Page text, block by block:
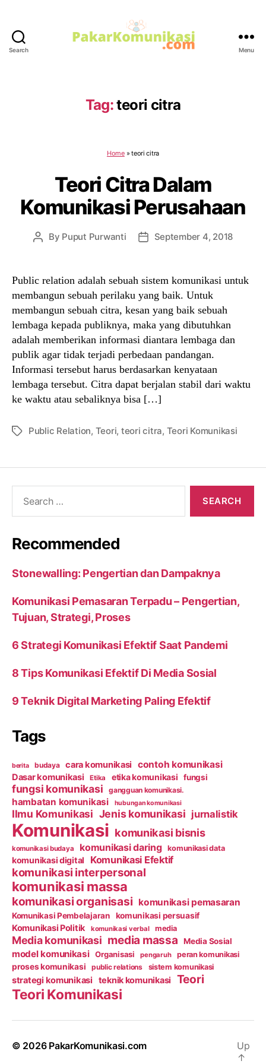
Search Menu
Tag:teori citra
Home»teori citra
Teori Citra Dalam
Komunikasi Perusahaan
Post
By Puput Purwanti
PostSeptember 4, 2018
Public relation adalah sebuah sistem komunikasi untuk
membangun sebuah perilaku yang baik. Untuk
membangun sebuah citra, kesan yang baik sebuah
lembaga kepada publiknya, maka yang dibutuhkan
adalah memberikan informasi diantara lembaga dan
publik agar tidak terjadi perbedaan pandangan.
Informasi tersebut harus berdasarkan kenyataan
lembaga tersebut. Citra dapat berjalan stabil dari waktu
ke waktu atau sebaliknya bisa […]
TagsPublic Relation, Teori, teori citra, Teori Komunikasi
Recommended
Stonewalling: Pengertian dan Dampaknya
Komunikasi Pemasaran Terpadu – Pengertian,
Tujuan, Strategi, Proses
6 Strategi Komunikasi Efektif Saat Pandemi
8 Tips Komunikasi Efektif Di Media Sosial
9 Teknik Digital Marketing Paling Efektif
Tags
berita budaya cara komunikasi contoh komunikasi
Dasar komunikasi Etika etika komunikasi fungsi
fungsi komunikasi gangguan komunikasi.
hambatan komunikasi hubungan komunikasi
Ilmu Komunikasi Jenis komunikasi jurnalistik
Komunikasi komunikasi bisnis
komunikasi budaya komunikasi daring komunikasi data
komunikasi digital Komunikasi Efektif
komunikasi interpersonal
komunikasi massa
komunikasi organisasi komunikasi pemasaran
Komunikasi Pembelajaran komunikasi persuasif
Komunikasi Politik komunikasi verbal media
Media komunikasi media massa Media Sosial
model komunikasi Organisasi pengaruh peran komunikasi
proses komunikasi public relations sistem komunikasi
strategi komunikasi teknik komunikasi Teori
Teori Komunikasi
© 2026 PakarKomunikasi.com
Up
↑